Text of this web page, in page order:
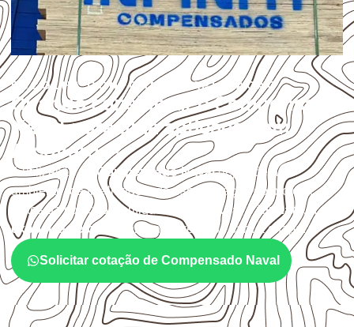
ESCOLHA CONFORME A APLICAÇÃO
Quando considerar o Compensado
Naval para uma aplicação em
Arcoverde?
A utilização do Compensado Navaldepende do
ambiente, da finalidade e da especificação do projeto.
Antes da cotação, verifique a
espessura, o formato, a
exposição e o acabamento
previstos para a chapa.
Solicitar cotação de Compensado Naval